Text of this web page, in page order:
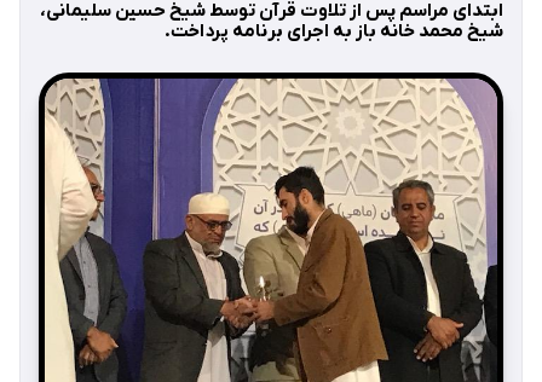
ابتدای مراسم پس از تلاوت قرآن توسط شیخ حسین سلیمانی،
شیخ محمد خانه باز به اجرای برنامه پرداخت.